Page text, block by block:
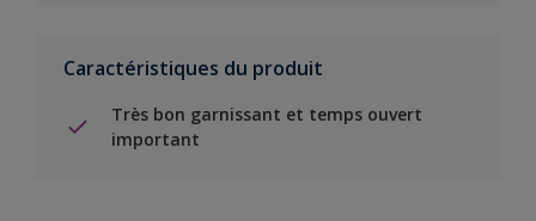
Caractéristiques du produit
Très bon garnissant et temps ouvert
important